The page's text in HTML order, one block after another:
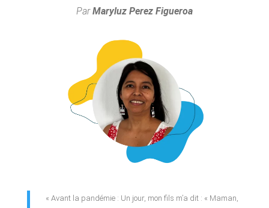
ParMaryluz Perez Figueroa
« Avant la pandémie : Un jour, mon fils m’a dit : « Maman,